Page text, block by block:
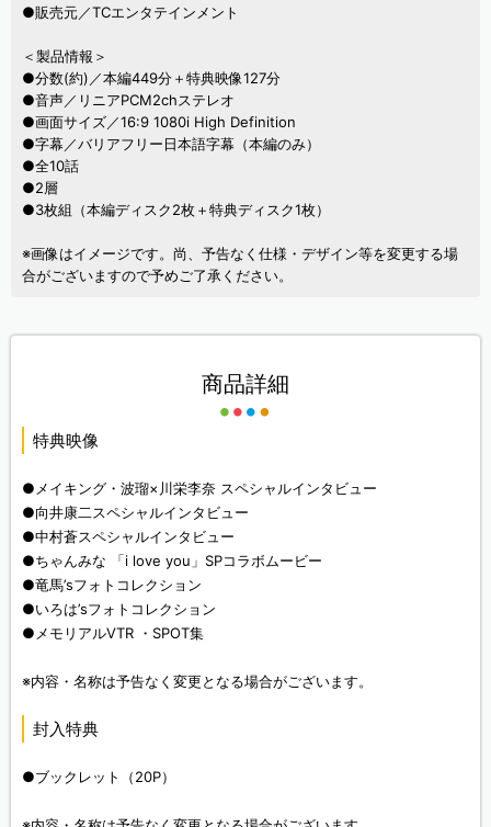
●販売元／TCエンタテインメント
＜製品情報＞
●分数(約)／本編449分＋特典映像127分
●音声／リニアPCM2chステレオ
●画面サイズ／16:9 1080i High Definition
●字幕／バリアフリー日本語字幕（本編のみ）
●全10話
●2層
●3枚組（本編ディスク2枚＋特典ディスク1枚）
※画像はイメージです。尚、予告なく仕様・デザイン等を変更する場
合がございますので予めご了承ください。
商品詳細
特典映像
●メイキング・波瑠×川栄李奈 スペシャルインタビュー
●向井康二スペシャルインタビュー
●中村蒼スペシャルインタビュー
●ちゃんみな 「i love you」SPコラボムービー
●竜馬’sフォトコレクション
●いろは’sフォトコレクション
●メモリアルVTR ・SPOT集
※内容・名称は予告なく変更となる場合がございます。
封入特典
●ブックレット（20P）